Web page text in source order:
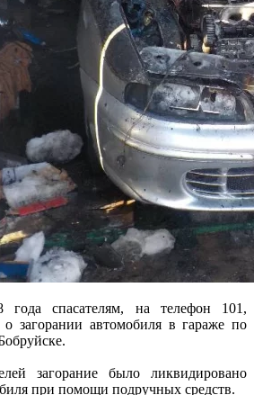
спасателям, на телефон 101,
загорании автомобиля в гараже по
загорание было ликвидировано
при помощи подручных средств.